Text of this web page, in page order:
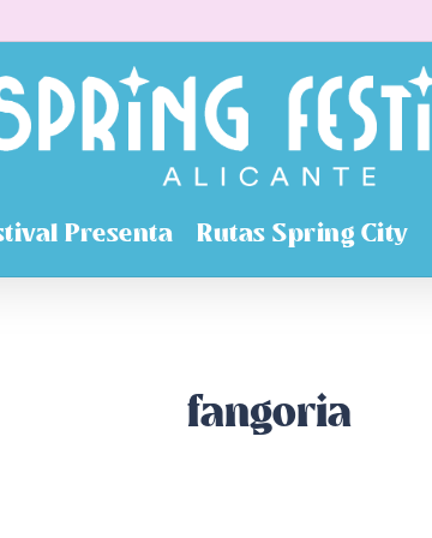
Presenta Rutas Spring City
fangoria